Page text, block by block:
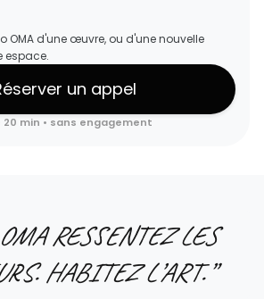
OMA d'une œuvre, ou d'une nouvelle
espace.
un appel
min • sans engagement
RESSENTEZ LES
HABITEZ L’ART.”